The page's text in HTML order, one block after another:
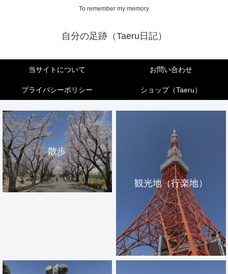
To remember my memory
自分の足跡（Taeru日記）
当サイトについて お問い合わせ
プライバシーポリシー ショップ（Taeru）
散歩
観光地（行楽地）